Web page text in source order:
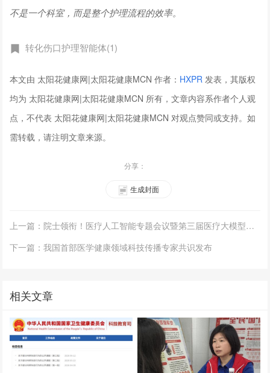
不是一个科室，而是整个护理流程的效率。
转化伤口护理智能体(1)
本文由 太阳花健康网|太阳花健康MCN 作者： HXPR 发表，其版权
均为 太阳花健康网|太阳花健康MCN 所有，文章内容系作者个人观
点，不代表 太阳花健康网|太阳花健康MCN 对观点赞同或支持。如
需转载，请注明文章来源。
分享：
生成封面
上一篇：院士领衔！医疗人工智能专题会议暨第三届医疗大模型研讨会报名开启
下一篇：我国首部医学健康领域科技传播专家共识发布
相关文章